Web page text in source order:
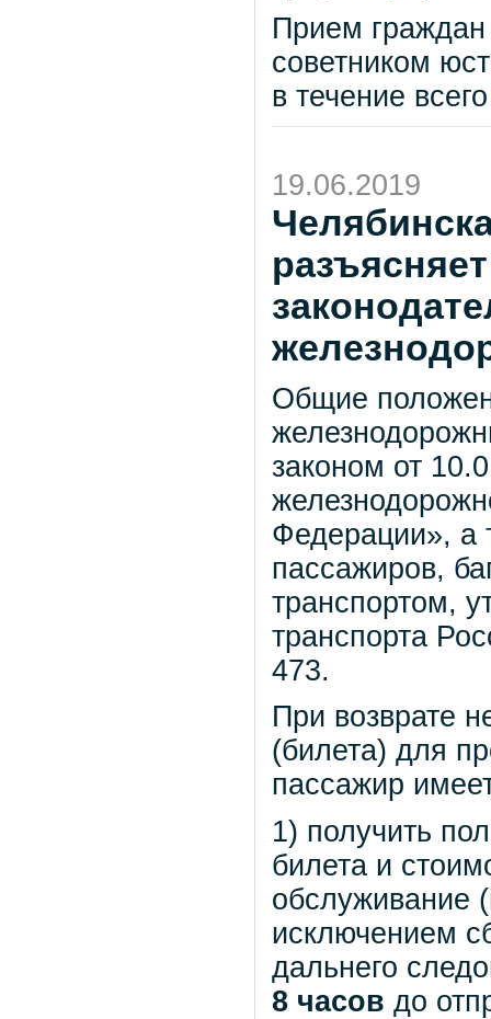
Прием
советником
в течение
19.06.2019
Общие
законом от
Федерации», а
пассажиров,
транспортом,
транспорта
473.
При возврате
(билета) для
пассажир
1) получить
билета и
обслуживание
исключением
дальнего
8 часов до